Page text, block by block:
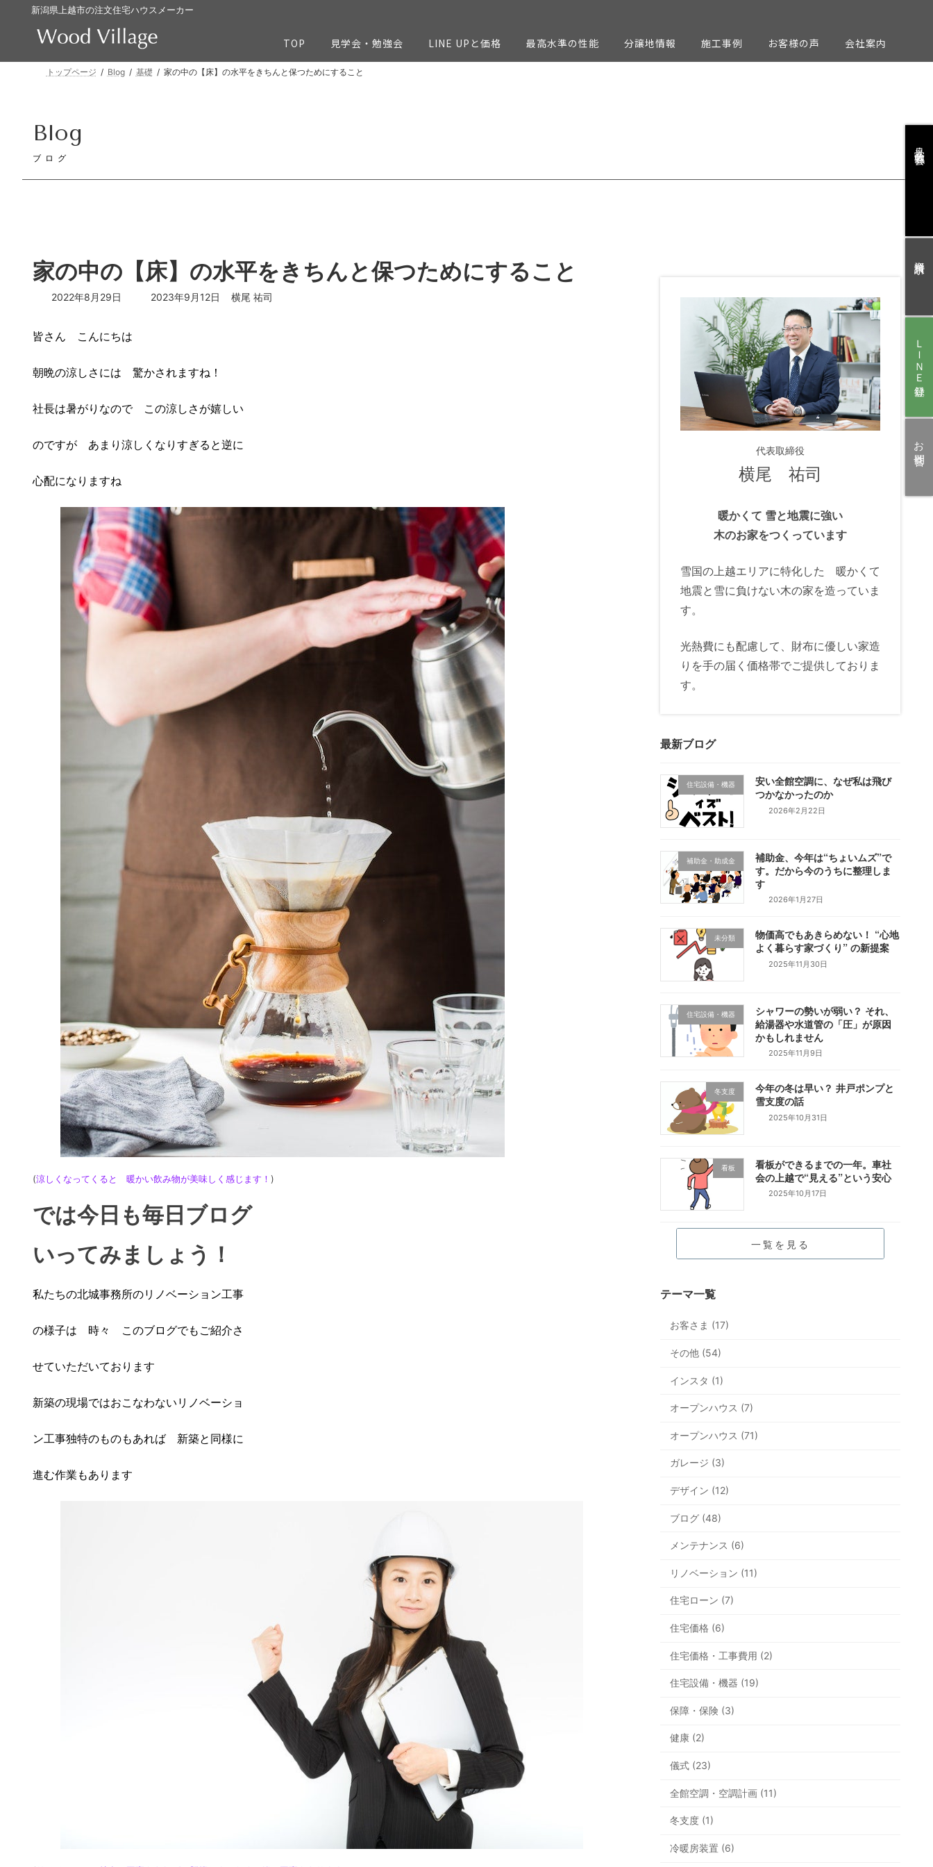
新潟県上越市の注文住宅ハウスメーカー
TOP 見学会・勉強会 LINE UPと価格 最高水準の性能 分譲地情報 施工事例 お客様の声 会社案内
トップページ Blog 基礎 家の中の【床】の水平をきちんと保つためにすること
Blog
ブログ
家の中の【床】の水平をきちんと保つためにすること
2022年8月29日
最
:
2023年9月12日 横尾 祐司
皆さん こんにちは
朝晩の涼しさには 驚かされますね！
社長は暑がりなので この涼しさが嬉しい
のですが あまり涼しくなりすぎると逆に
心配になりますね
(涼しくなってくると 暖かい飲み物が美味しく感じます！ )
では今日も毎日ブログ
いってみましょう！
私たちの北城事務所のリノベーション工事
の様子は 時々 このブログでもご紹介さ
せていただいております
新築の現場ではおこなわないリノベーショ
ン工事独特のものもあれば 新築と同様に
進む作業もあります
代表取締役
横尾 祐司
暖かくて 雪と地震に強い
木のお家をつくっています
雪国の上越エリアに特化した 暖かくて
地震と雪に負けない木の家を造っていま
す。
光熱費にも配慮して、財布に優しい家造
りを手の届く価格帯でご提供しておりま
す。
最新ブログ
住宅設備・機器
安い全館空調に、なぜ私は飛び
つかなかったのか
2026年2月22日
補助金・助成金
補助金、今年は“ちょいムズ”で
す。だから今のうちに整理しま
す
2026年1月27日
未分類
物価高でもあきらめない！ “心地
よく暮らす家づくり” の新提案
2025年11月30日
住宅設備・機器
シャワーの勢いが弱い？ それ、
給湯器や水道管の「圧」が原因
かもしれません
2025年11月9日
冬支度
今年の冬は早い？ 井戸ポンプと
雪支度の話
2025年10月31日
看板
看板ができるまでの一年。車社
会の上越で“見える”という安心
2025年10月17日
一覧を見る
テーマ一覧
お客さま (17)
その他 (54)
インスタ (1)
オープンハウス (7)
オープンハウス (71)
ガレージ (3)
デザイン (12)
ブログ (48)
メンテナンス (6)
リノベーション (11)
住宅ローン (7)
住宅価格 (6)
住宅価格・工事費用 (2)
住宅設備・機器 (19)
保障・保険 (3)
健康 (2)
儀式 (23)
全館空調・空調計画 (11)
冬支度 (1)
冷暖房装置 (6)
ＬＩＮＥ登録
お問合せ